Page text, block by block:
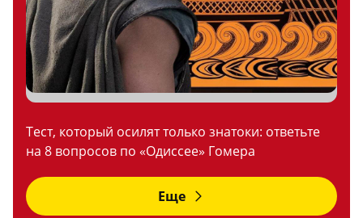
Тест, который осилят только знатоки: ответьте
на 8 вопросов по «Одиссее» Гомера
Еще